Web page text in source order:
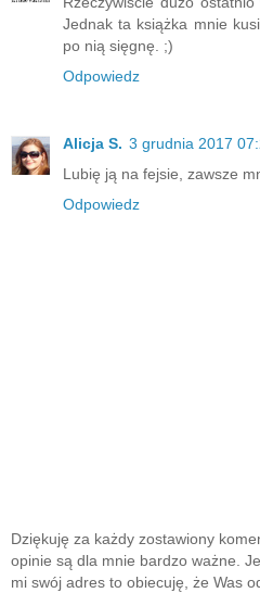
Jednak ta książka mnie
po nią sięgnę. ;)
Odpowiedz
Alicja S. 3 grudnia 2017
Lubię ją na fejsie, zawsze
Odpowiedz
Dziękuję za każdy zostawiony
opinie są dla mnie bardzo ważne.
mi swój adres to obiecuję, że Was